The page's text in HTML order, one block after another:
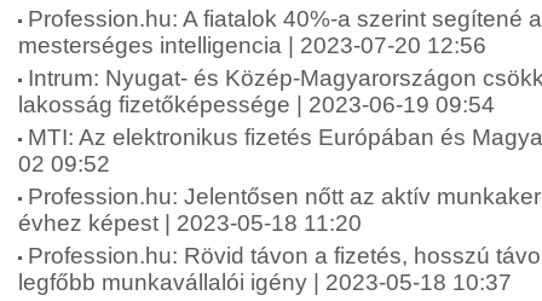
Profession.hu: A fiatalok 40%-a szerint segítené
mesterséges intelligencia | 2023-07-20 12:56
Intrum: Nyugat- és Közép-Magyarországon
lakosság fizetőképessége | 2023-06-19 09:54
MTI: Az elektronikus fizetés Európában és
02 09:52
Profession.hu: Jelentősen nőtt az aktív
évhez képest | 2023-05-18 11:20
Profession.hu: Rövid távon a fizetés, hosszú
legfőbb munkavállalói igény | 2023-05-18 10:37